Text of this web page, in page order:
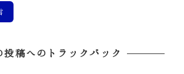
投稿へのトラックバック